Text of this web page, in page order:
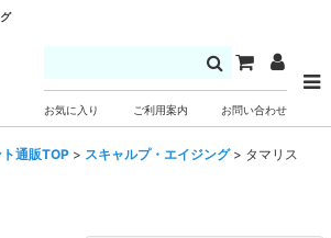
お気に入り ご利用案内 お問い合わせ
通販TOP > スキャルプ・エイジング > タマリス